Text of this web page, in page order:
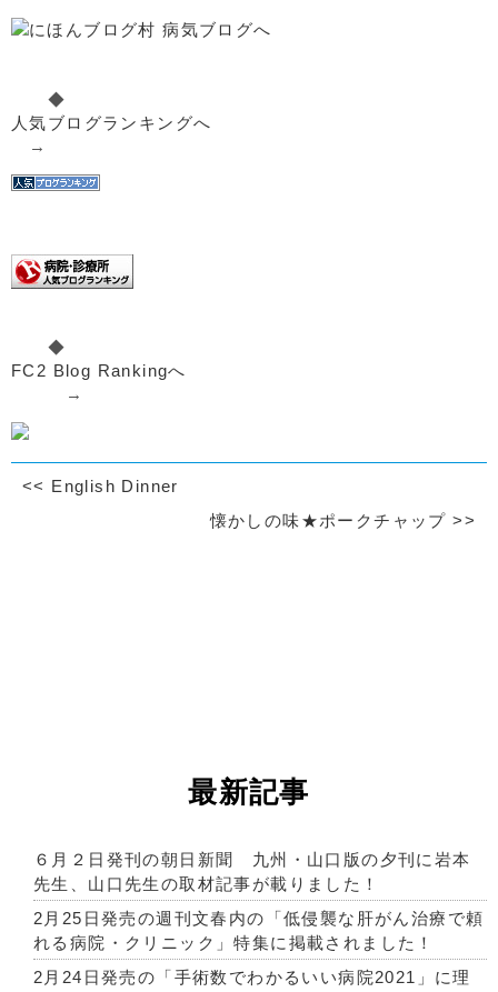
◆
人気ブログランキングへ
→
◆
FC2 Blog Rankingへ
→
<< English Dinner
懐かしの味★ポークチャップ>>
最新記事
６月２日発刊の朝日新聞 九州・山口版の夕刊に岩本
先生、山口先生の取材記事が載りました！
2月25日発売の週刊文春内の「低侵襲な肝がん治療で頼
れる病院・クリニック」特集に掲載されました！
2月24日発売の「手術数でわかるいい病院2021」に理